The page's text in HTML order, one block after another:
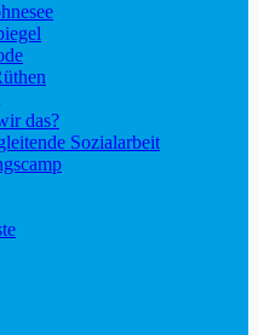
das?
Sozialarbeit